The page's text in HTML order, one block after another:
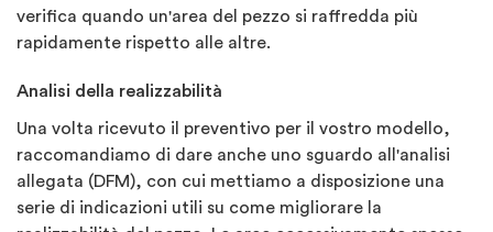
verifica quando un'area del pezzo si raffredda più
rapidamente rispetto alle altre.
Analisi della realizzabilità
Una volta ricevuto il preventivo per il vostro modello,
raccomandiamo di dare anche uno sguardo all'analisi
allegata (DFM), con cui mettiamo a disposizione una
serie di indicazioni utili su come migliorare la